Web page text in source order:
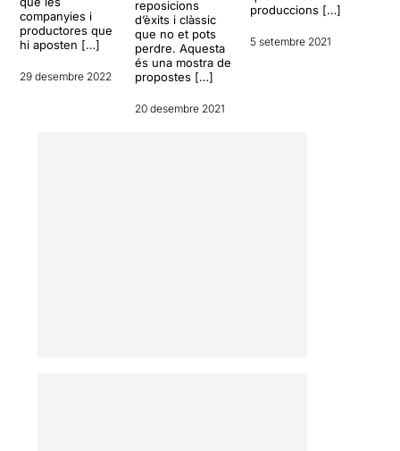
teatre amateur.
L'esforç i il·lusió hi són, per
això se m’ha fet molt difícil
companyies i
productores que
hi aposten […]
29 desembre 2022
reposicions
d’èxits i clàssic
que no et pots
perdre. Aquesta
és una mostra de
propostes […]
20 desembre 2021
produccions […]
5 setembre 2021